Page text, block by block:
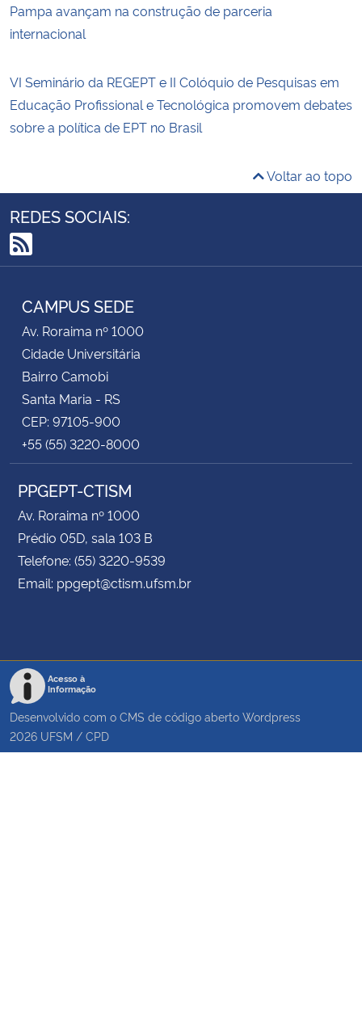
Pampa avançam na construção de parceria
internacional
VI Seminário da REGEPT e II Colóquio de Pesquisas em
Educação Profissional e Tecnológica promovem debates
sobre a política de EPT no Brasil
Voltar ao topo
REDES SOCIAIS:
RSS
CAMPUS SEDE
Av. Roraima nº 1000
Cidade Universitária
Bairro Camobi
Santa Maria - RS
CEP: 97105-900
+55 (55) 3220-8000
PPGEPT-CTISM
Av. Roraima nº 1000
Prédio 05D, sala 103 B
Telefone: (55) 3220-9539
Email: ppgept@ctism.ufsm.br
Acesso à
Informação
Desenvolvido com o CMS de código aberto Wordpress
2026 UFSM / CPD